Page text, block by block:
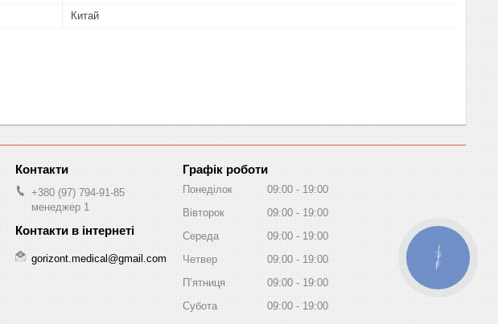
Китай
+380 (97) 794-91-85
менеджер 1
gorizont.medical@gmail.com
Графік роботи
Понеділок 09:00
19:00
Вівторок
09:00
19:00
Середа
09:00
19:00
Четвер
09:00
19:00
Пʼятниця
09:00
19:00
Субота
09:00
19:00
КНОПКА
ЗВ'ЯЗКУ